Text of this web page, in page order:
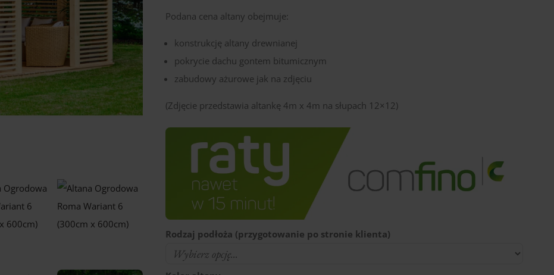
Podana cena altany obejmuje:
konstrukcję altany drewnianej
pokrycie dachu gontem bitumicznym
zabudowy ażurowe jak na zdjęciu
(Zdjęcie przedstawia altankę 4m x 4m na słupach 12×12)
Rodzaj podłoża (przygotowanie po stronie klienta)